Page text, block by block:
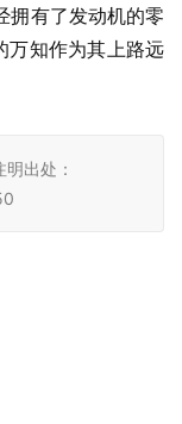
拥有了发动机的零
万知作为其上路远
出处：